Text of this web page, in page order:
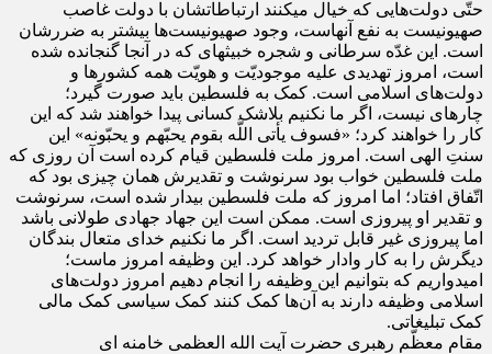
حتّی دولت‌هایی که خیال می‏کنند ارتباطاتشان با دولت غاصب
صهیونیست به نفع آنهاست، وجود صهیونیست‌ها بیشتر به ضررشان
است. این غدّه سرطانی و شجره خبیثه‏ای که در آن‏جا گنجانده شده
است، امروز تهدیدی علیه موجودیّت و هویّت همه کشورها و
دولت‌های اسلامی است. کمک به فلسطین باید صورت گیرد؛
چاره‏ای نیست، اگر ما نکنیم بلاشک کسانی پیدا خواهند شد که این
کار را خواهند کرد؛ «فسوف یأتی اللَّه بقوم یحبّهم و یحبّونه» این
سنتِ الهی است. امروز ملت فلسطین قیام کرده است آن روزی که
ملت فلسطین خواب بود سرنوشت و تقدیرش همان چیزی بود که
اتّفاق افتاد؛ اما امروز که ملت فلسطین بیدار شده است، سرنوشت
و تقدیر او پیروزی است. ممکن است این جهاد جهادی طولانی باشد
اما پیروزی غیر قابل تردید است. اگر ما نکنیم خدای متعال بندگان
دیگرش را به کار وادار خواهد کرد. این وظیفه امروز ماست؛
امیدواریم که بتوانیم این وظیفه را انجام دهیم امروز دولت‌های
اسلامی وظیفه دارند به آن‌ها کمک کنند کمک سیاسی کمک مالی
کمک تبلیغاتی.
مقام معظّم رهبری حضرت آیت الله العظمی خامنه ای